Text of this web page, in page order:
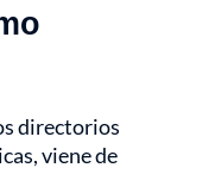
directorios
viene de